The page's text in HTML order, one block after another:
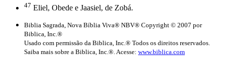
47 Eliel, Obede e Jaasiel, de Zobá.
Biblia Sagrada, Nova Bíblia Viva® NBV® Copyright © 2007 por
Biblica, Inc.®
Usado com permissão da Biblica, Inc.® Todos os direitos reservados.
Saiba mais sobre a Biblica, Inc.®. Acesse: www.biblica.com